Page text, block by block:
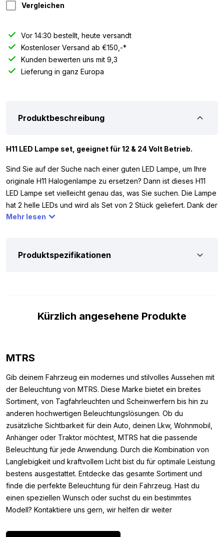
Vergleichen
Vor 14:30 bestellt, heute versandt
Kostenloser Versand ab €150,-*
Kunden bewerten uns mit 9,3
Lieferung in ganz Europa
Produktbeschreibung
H11 LED Lampe set, geeignet für 12 & 24 Volt Betrieb.
Sind Sie auf der Suche nach einer guten LED Lampe, um Ihre
originale H11 Halogenlampe zu ersetzen? Dann ist dieses H11
LED Lampe set vielleicht genau das, was Sie suchen. Die Lampe
hat 2 helle LEDs und wird als Set von 2 Stück geliefert. Dank der
LEDs hat die Lampe eine Lichtleistung, die Sie mit einer 50W
Motorrad, LKW, Wohnmobil oder einem anderen Fahrzeug
Lampe leider nicht. Außerdem sind diese H11 LED Lampen mit
beispielsweise auf Ihrem Funksignal. Auch hält die Lampe bis zu
Ihres Fahrzeugs geschützt ist. Kurz gesagt, eine robuste,
zuverlässige LED Lampe, die Ihr Fahrzeug besser sichtbar
macht und Ihre Fahrt sicherer macht.
Lichtleistung:
Die H4 LED Lampe ist mit 2 Hi-Power-LEDs ausgestattet. Diese
LEDs sorgen zusammen für eine Lichtleistung von 1800 Lumen
pro Lampe. Montieren Sie ein Set? Dann liefert das also ganze
3600 Lumen! Das ist mehr als genug, um die Straße vor Ihnen
gut zu beleuchten. Eine H11 Lampe finden Sie oft im
Scheinwerfer Ihres Autos, Motorrads, LKWs oder eines anderen
fahren können, sowohl tagsüber als auch nachts.
Mehr lesen
Produktspezifikationen
Kürzlich angesehene Produkte
MTRS
Gib deinem Fahrzeug ein modernes und stilvolles Aussehen mit
der Beleuchtung von MTRS. Diese Marke bietet ein breites
Sortiment, von Tagfahrleuchten und Scheinwerfern bis hin zu
anderen hochwertigen Beleuchtungslösungen. Ob du
zusätzliche Sichtbarkeit für dein Auto, deinen Lkw, Wohnmobil,
Anhänger oder Traktor möchtest, MTRS hat die passende
Beleuchtung für jede Anwendung. Durch die Kombination von
Langlebigkeit und kraftvollem Licht bist du für optimale Leistung
bestens ausgestattet. Entdecke das gesamte Sortiment und
finde die perfekte Beleuchtung für dein Fahrzeug. Hast du
einen speziellen Wunsch oder suchst du ein bestimmtes
Modell? Kontaktiere uns gern, wir helfen dir weiter